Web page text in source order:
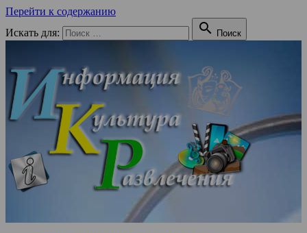
Перейти к содержанию
Искать для:
 Поиск